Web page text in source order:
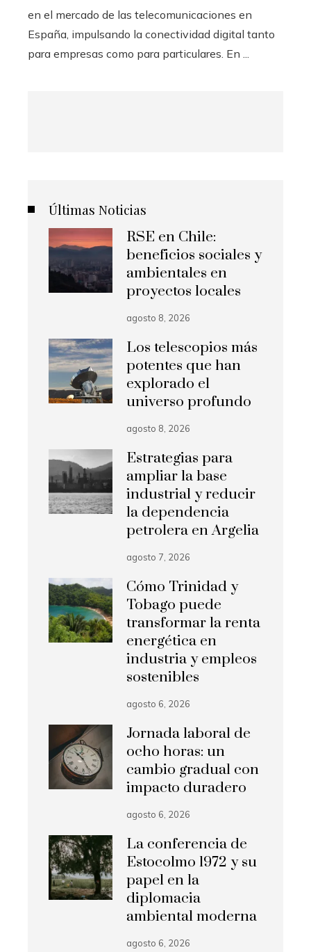
en el mercado de las telecomunicaciones en
España, impulsando la conectividad digital tanto
para empresas como para particulares. En ...
Últimas Noticias
RSE en Chile:
beneficios sociales y
ambientales en
proyectos locales
agosto 8, 2026
Los telescopios más
potentes que han
explorado el
universo profundo
agosto 8, 2026
Estrategias para
ampliar la base
industrial y reducir
la dependencia
petrolera en Argelia
agosto 7, 2026
Cómo Trinidad y
Tobago puede
transformar la renta
energética en
industria y empleos
sostenibles
agosto 6, 2026
Jornada laboral de
ocho horas: un
cambio gradual con
impacto duradero
agosto 6, 2026
La conferencia de
Estocolmo 1972 y su
papel en la
diplomacia
ambiental moderna
agosto 6, 2026